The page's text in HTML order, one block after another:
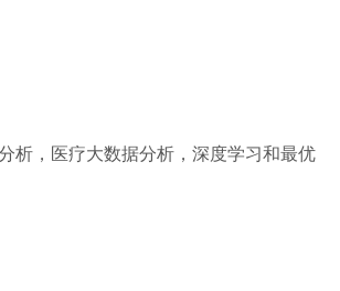
析，医疗大数据分析，深度学习和最优